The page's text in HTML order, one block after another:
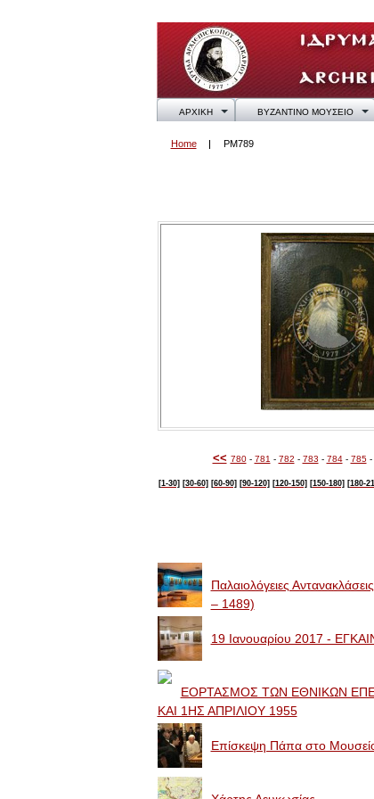
ΑΡΧΙΚΗ ΒΥΖΑΝΤΙΝΟ ΜΟΥΣΕΙΟ
Home PM789
<< 780- 781 - 782 - 783 - 784- 785-
[1-30] [30-60] [60-90] [90-120] [120-150] [150-180] [180-
Παλαιολόγειες
– 1489)
19 Ιανουαρίου 2017 -
ΕΟΡΤΑΣΜΟΣ ΤΩΝ ΕΘΝΙΚΩΝ
ΚΑΙ 1ΗΣ ΑΠΡΙΛΙΟΥ 1955
Επίσκεψη Πάπα στο